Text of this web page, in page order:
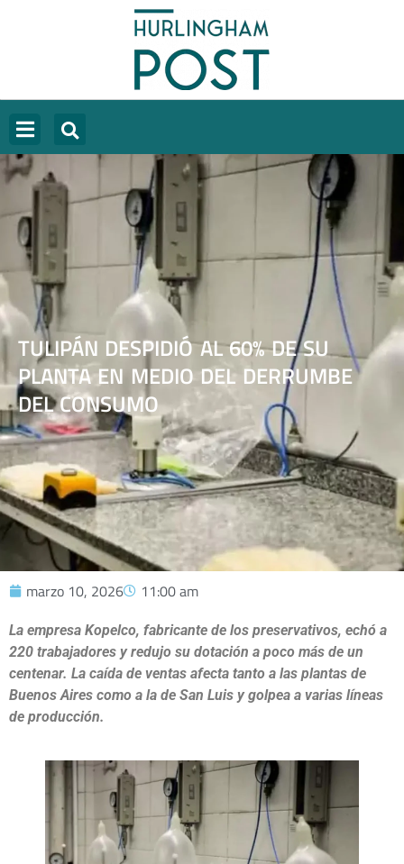
TULIPÁN DESPIDIÓ AL 60% DE SU
PLANTA EN MEDIO DEL DERRUMBE
DEL CONSUMO
marzo 10, 2026 11:00 am
La empresa Kopelco, fabricante de los preservativos, echó a
220 trabajadores y redujo su dotación a poco más de un
centenar. La caída de ventas afecta tanto a las plantas de
Buenos Aires como a la de San Luis y golpea a varias líneas
de producción.